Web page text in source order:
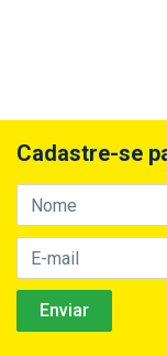
Cadastre-se